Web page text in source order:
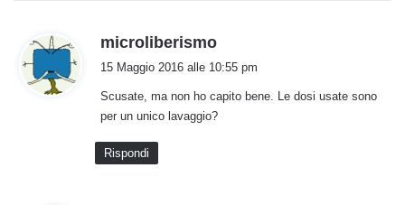
microliberismo
a
e
15 Maggio 2016 alle 10:55 pm
Scusate, ma non ho capito bene. Le dosi usate sono
per un unico lavaggio?
Rispondi